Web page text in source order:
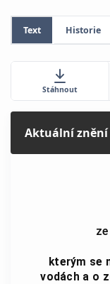
Text Historie
Stáhnout
Aktuální znění
kterým se
vodách a o